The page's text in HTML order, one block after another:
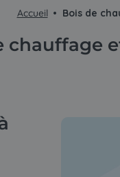
Accueil Bois de
chauffage